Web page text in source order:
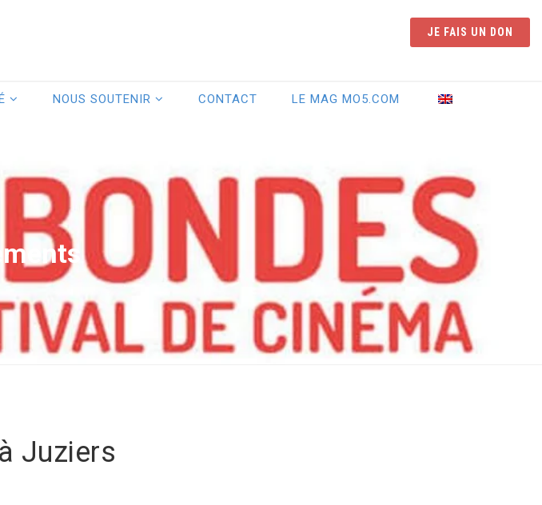
JE FAIS UN DON
NOUS SOUTENIR CONTACT LE MAG MO5.COM
Juziers